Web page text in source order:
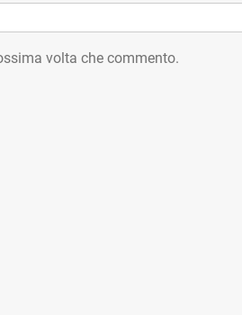
volta che commento.